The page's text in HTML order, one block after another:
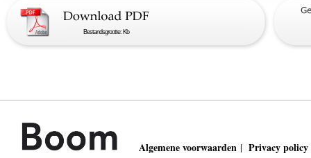
Bestandsgrootte: Kb
Algemene voorwaarden | Privacy policy